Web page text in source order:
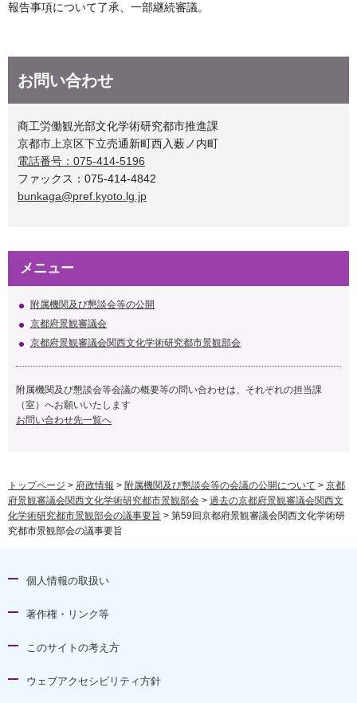
報告事項について了承、一部継続審議。
お問い合わせ
商工労働観光部文化学術研究都市推進課
京都市上京区下立売通新町西入薮ノ内町
電話番号：075-414-5196
ファックス：075-414-4842
bunkaga@pref.kyoto.lg.jp
メニュー
附属機関及び懇談会等の公開
京都府景観審議会
京都府景観審議会関西文化学術研究都市景観部会
附属機関及び懇談会等会議の概要等の問い合わせは、それぞれの担当課
（室）へお願いいたします
お問い合わせ先一覧へ
トップページ > 府政情報 > 附属機関及び懇談会等の会議の公開について > 京都
府景観審議会関西文化学術研究都市景観部会 > 過去の京都府景観審議会関西文
化学術研究都市景観部会の議事要旨 > 第59回京都府景観審議会関西文化学術研
究都市景観部会の議事要旨
個人情報の取扱い
著作権・リンク等
このサイトの考え方
ウェブアクセシビリティ方針